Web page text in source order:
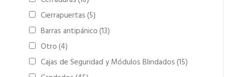
Cierrapuertas(5)
Barras antipánico(13)
Otro(4)
Cajas de Seguridad y Módulos Blindados(15)